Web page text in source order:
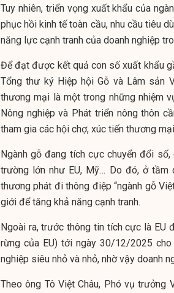
Tuy nhiên, triển vọng xuất khẩu của
phục hồi kinh tế toàn cầu, nhu cầu tiêu
năng lực cạnh tranh của doanh nghiệp
Để đạt được kết quả con số xuất khẩu
Tổng thư ký Hiệp hội Gỗ và Lâm sản
thương mại là một trong những nhiệm
Nông nghiệp và Phát triển nông thôn
tham gia các hội chợ, xúc tiến thương
Ngành gỗ đang tích cực chuyển đổi
trường lớn như EU, Mỹ… Do đó, ở tầm
thương phát đi thông điệp “ngành gỗ
giới để tăng khả năng cạnh tranh.
Ngoài ra, trước thông tin tích cực là EU
rừng của EU) tới ngày 30/12/2025
nghiệp siêu nhỏ và nhỏ, nhờ vậy doanh
Theo ông Tô Việt Châu, Phó vụ trưởng